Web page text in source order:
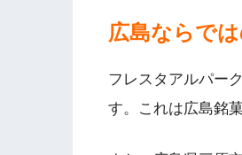
広島ならで
フレスタアルパー
す。これは広島銘